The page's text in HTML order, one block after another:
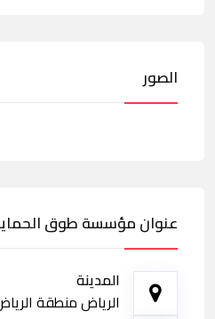
الصور
عنوان مؤسسة طوق
المدينة
الرياض منطقة